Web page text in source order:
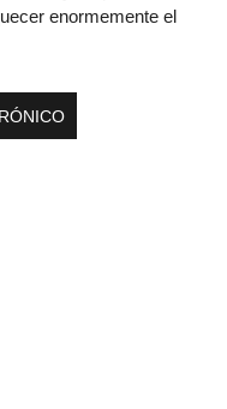
enormemente el